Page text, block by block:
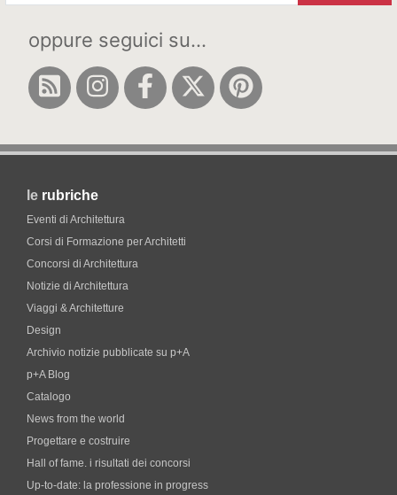
oppure seguici su...
le rubriche
Eventi di Architettura
Corsi di Formazione per Architetti
Concorsi di Architettura
Notizie di Architettura
Viaggi & Architetture
Design
Archivio notizie pubblicate su p+A
p+A Blog
Catalogo
News from the world
Progettare e costruire
Hall of fame. i risultati dei concorsi
Up-to-date: la professione in progress